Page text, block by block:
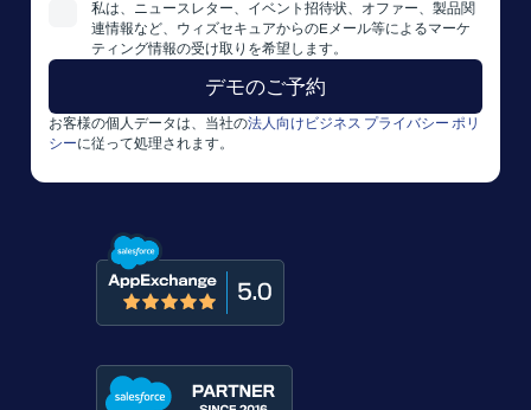
私は、ニュースレター、イベント招待状、オファー、製品関
連情報など、ウィズセキュアからのEメール等によるマーケ
ティング情報の受け取りを希望します。
お客様の個人データは、当社の法人向けビジネス プライバシー ポリ
シーに従って処理されます。